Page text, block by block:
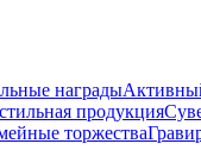
награды
продукция
торжества